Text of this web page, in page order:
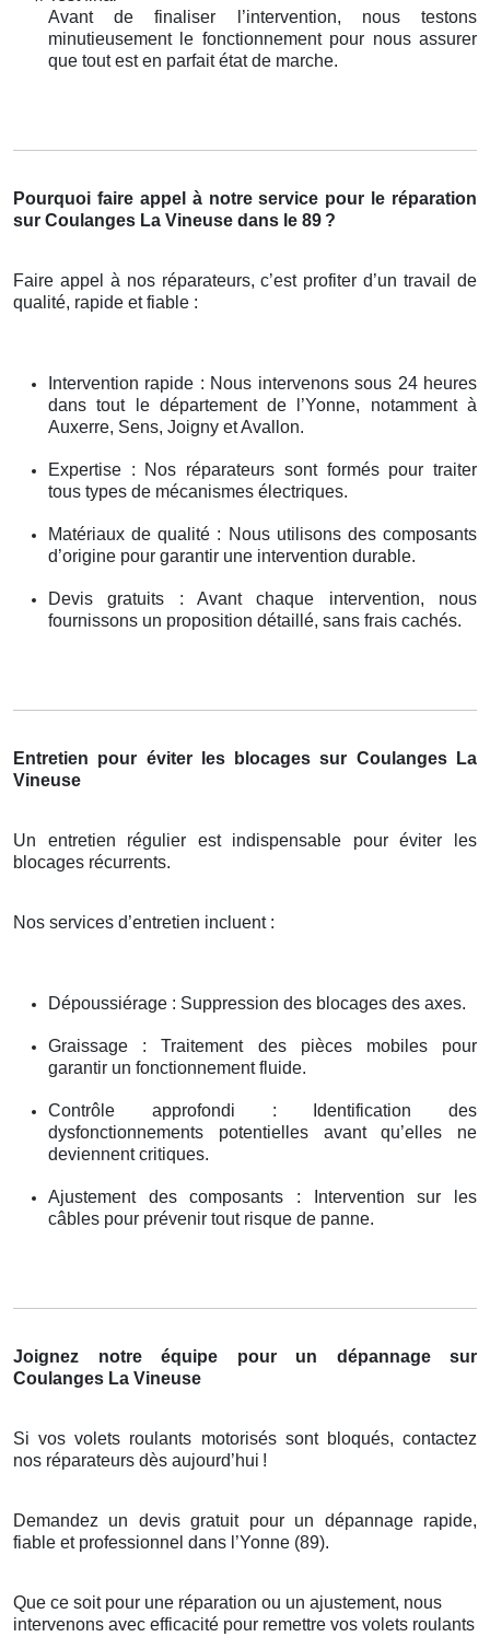
Avant de finaliser l’intervention, nous testons
minutieusement le fonctionnement pour nous assurer
que tout est en parfait état de marche.
Pourquoi faire appel à notre service pour le réparation
sur Coulanges La Vineuse dans le 89 ?
Faire appel à nos réparateurs, c’est profiter d’un travail de
qualité, rapide et fiable :
Intervention rapide : Nous intervenons sous 24 heures
dans tout le département de l’Yonne, notamment à
Auxerre, Sens, Joigny et Avallon.
Expertise : Nos réparateurs sont formés pour traiter
tous types de mécanismes électriques.
Matériaux de qualité : Nous utilisons des composants
d’origine pour garantir une intervention durable.
Devis gratuits : Avant chaque intervention, nous
fournissons un proposition détaillé, sans frais cachés.
Entretien pour éviter les blocages sur Coulanges La
Vineuse
Un entretien régulier est indispensable pour éviter les
blocages récurrents.
Nos services d’entretien incluent :
Dépoussiérage : Suppression des blocages des axes.
Graissage : Traitement des pièces mobiles pour
garantir un fonctionnement fluide.
Contrôle approfondi : Identification des
dysfonctionnements potentielles avant qu’elles ne
deviennent critiques.
Ajustement des composants : Intervention sur les
câbles pour prévenir tout risque de panne.
Joignez notre équipe pour un dépannage sur
Coulanges La Vineuse
Si vos volets roulants motorisés sont bloqués, contactez
nos réparateurs dès aujourd’hui !
Demandez un devis gratuit pour un dépannage rapide,
fiable et professionnel dans l’Yonne (89).
Que ce soit pour une réparation ou un ajustement, nous
intervenons avec efficacité pour remettre vos volets roulants